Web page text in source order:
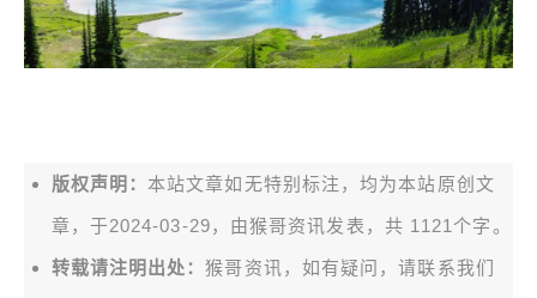
版权声明： 本站文章如无特别标注，均为本站原创文
章，于2024-03-29，由猴哥资讯 发表，共 1121个字。
转载请注明出处：猴哥资讯，如有疑问，请联系我们